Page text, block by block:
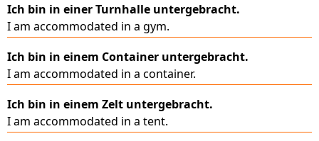
Ich bin in einer Turnhalle untergebracht.
I am accommodated in a gym.
Ich bin in einem Container untergebracht.
I am accommodated in a container.
Ich bin in einem Zelt untergebracht.
I am accommodated in a tent.